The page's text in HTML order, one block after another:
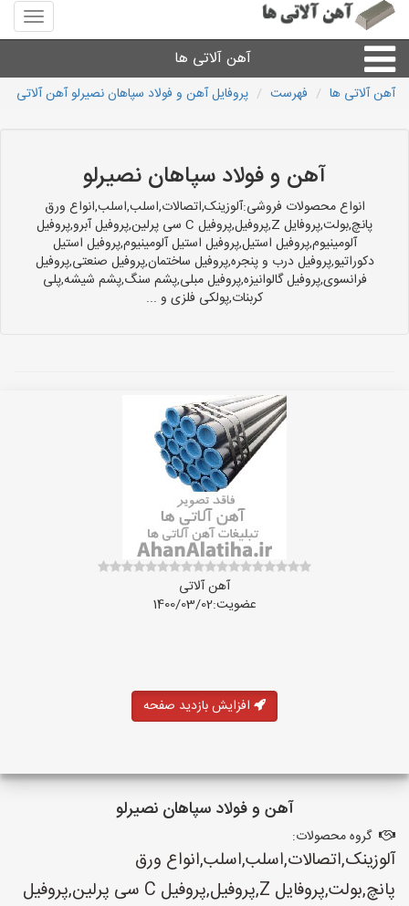
منوی
سایت
آلاتی
ها
آهن آلاتی ها
ورق
لوله و اتصالات
سایر آهن آلات
آهن آلاتی ها فهرست پروفایل آهن و فولاد سپاهان نصیرلو آهن آلاتی
آهن و فولاد سپاهان نصیرلو
انواع محصولات فروشی:آلوزینک,اتصالات,اسلب,اسلب,انواع ورق
پانچ,بولت,پروفایل Z,پروفیل,پروفیل C سی پرلین,پروفیل آبرو,پروفیل
آلومینیوم,پروفیل استیل,پروفیل استیل آلومینیوم,پروفیل استیل
دکوراتیو,پروفیل درب و پنجره,پروفیل ساختمان,پروفیل صنعتی,پروفیل
فرانسوی,پروفیل گالوانیزه,پروفیل مبلی,پشم سنگ,پشم شیشه,پلی
کربنات,پولکی فلزی و ...
آهن آلاتی
عضویت:1400/03/02
افزایش بازدید صفحه
آهن و فولاد سپاهان نصیرلو
گروه محصولات:
آلوزینک,اتصالات,اسلب,اسلب,انواع ورق
پانچ,بولت,پروفایل Z,پروفیل,پروفیل C سی پرلین,پروفیل